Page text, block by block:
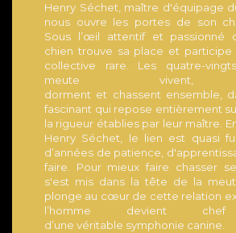
Henry Séchet, maître d'équipage
nous ouvre les portes de son
Sous l’œil attentif et passionné
chien trouve sa place et participe
collective rare. Les quatre-
meute vivent,
dorment et chassent ensemble,
fascinant qui repose entièrement
la rigueur établies par leur maître.
Henry Séchet, le lien est quasi
d’années de patience,
faire. Pour mieux faire chasser
s'est mis dans la tête de la
plonge au cœur de cette relation
l’homme devient chef
d’une véritable symphonie canine.